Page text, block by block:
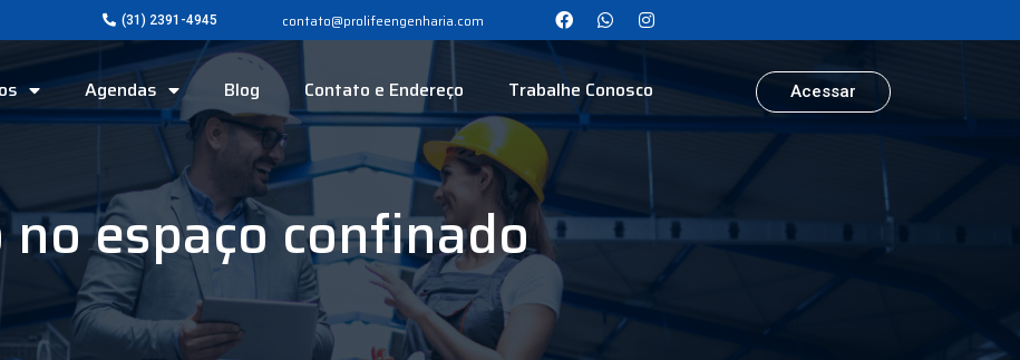
(31) 2391-4945 contato@prolifeengenharia.com
Agendas Blog Contato e Endereço Trabalhe Conosco Acessar
espaço confinado